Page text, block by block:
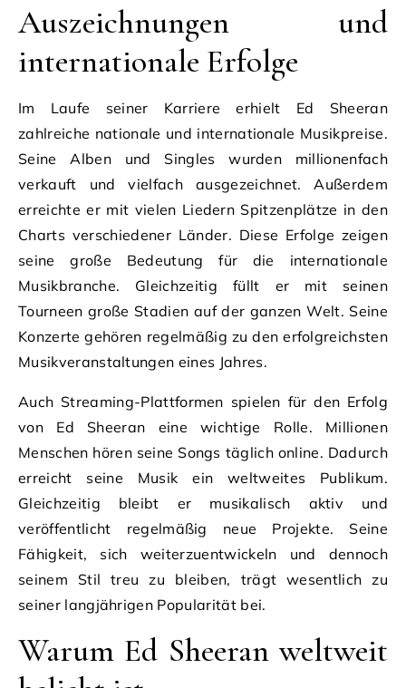
Auszeichnungen und
internationale Erfolge
Im Laufe seiner Karriere erhielt Ed Sheeran
zahlreiche nationale und internationale Musikpreise.
Seine Alben und Singles wurden millionenfach
verkauft und vielfach ausgezeichnet. Außerdem
erreichte er mit vielen Liedern Spitzenplätze in den
Charts verschiedener Länder. Diese Erfolge zeigen
seine große Bedeutung für die internationale
Musikbranche. Gleichzeitig füllt er mit seinen
Tourneen große Stadien auf der ganzen Welt. Seine
Konzerte gehören regelmäßig zu den erfolgreichsten
Musikveranstaltungen eines Jahres.
Auch Streaming-Plattformen spielen für den Erfolg
von Ed Sheeran eine wichtige Rolle. Millionen
Menschen hören seine Songs täglich online. Dadurch
erreicht seine Musik ein weltweites Publikum.
Gleichzeitig bleibt er musikalisch aktiv und
veröffentlicht regelmäßig neue Projekte. Seine
Fähigkeit, sich weiterzuentwickeln und dennoch
seinem Stil treu zu bleiben, trägt wesentlich zu
seiner langjährigen Popularität bei.
Warum Ed Sheeran weltweit